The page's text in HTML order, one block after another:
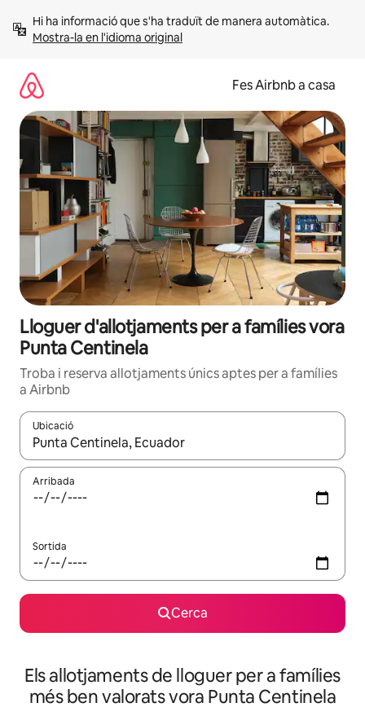
Mostra-la en l'idioma original
Fes Airbnb a casa
Lloguer d'allotjaments per a famílies vora
Punta Centinela
Troba i reserva allotjaments únics aptes per a famílies
a Airbnb
Ubicació
Quan els resultats estiguin disponibles, podràs navegar-hi a
Arribada
Sortida
Cerca
Els allotjaments de lloguer per a famílies
més ben valorats vora Punta Centinela